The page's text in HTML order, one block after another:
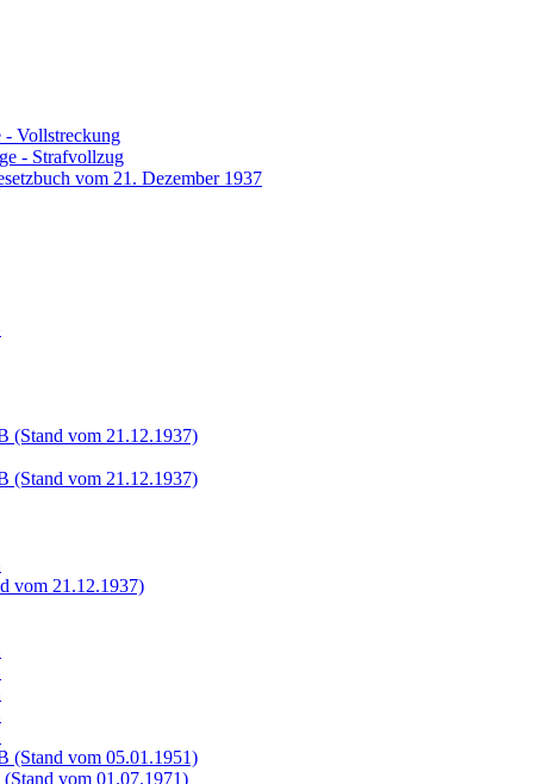
Vollstreckung
- Strafvollzug
vom 21. Dezember 1937
(Stand vom 21.12.1937)
(Stand vom 21.12.1937)
vom 21.12.1937)
(Stand vom 05.01.1951)
vom 01.07.1971)